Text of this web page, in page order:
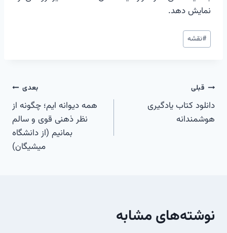
نمایش دهد.
برچسب‌های
نوشته:
#نقشه
راهبری
نوشته
قبلی
دانلود کتاب یادگیری
هوشمندانه
بعدی
همه دیوانه ایم؛ چگونه از
نظر ذهنی قوی و سالم
بمانیم (از دانشگاه
میشیگان)
نوشته‌های مشابه